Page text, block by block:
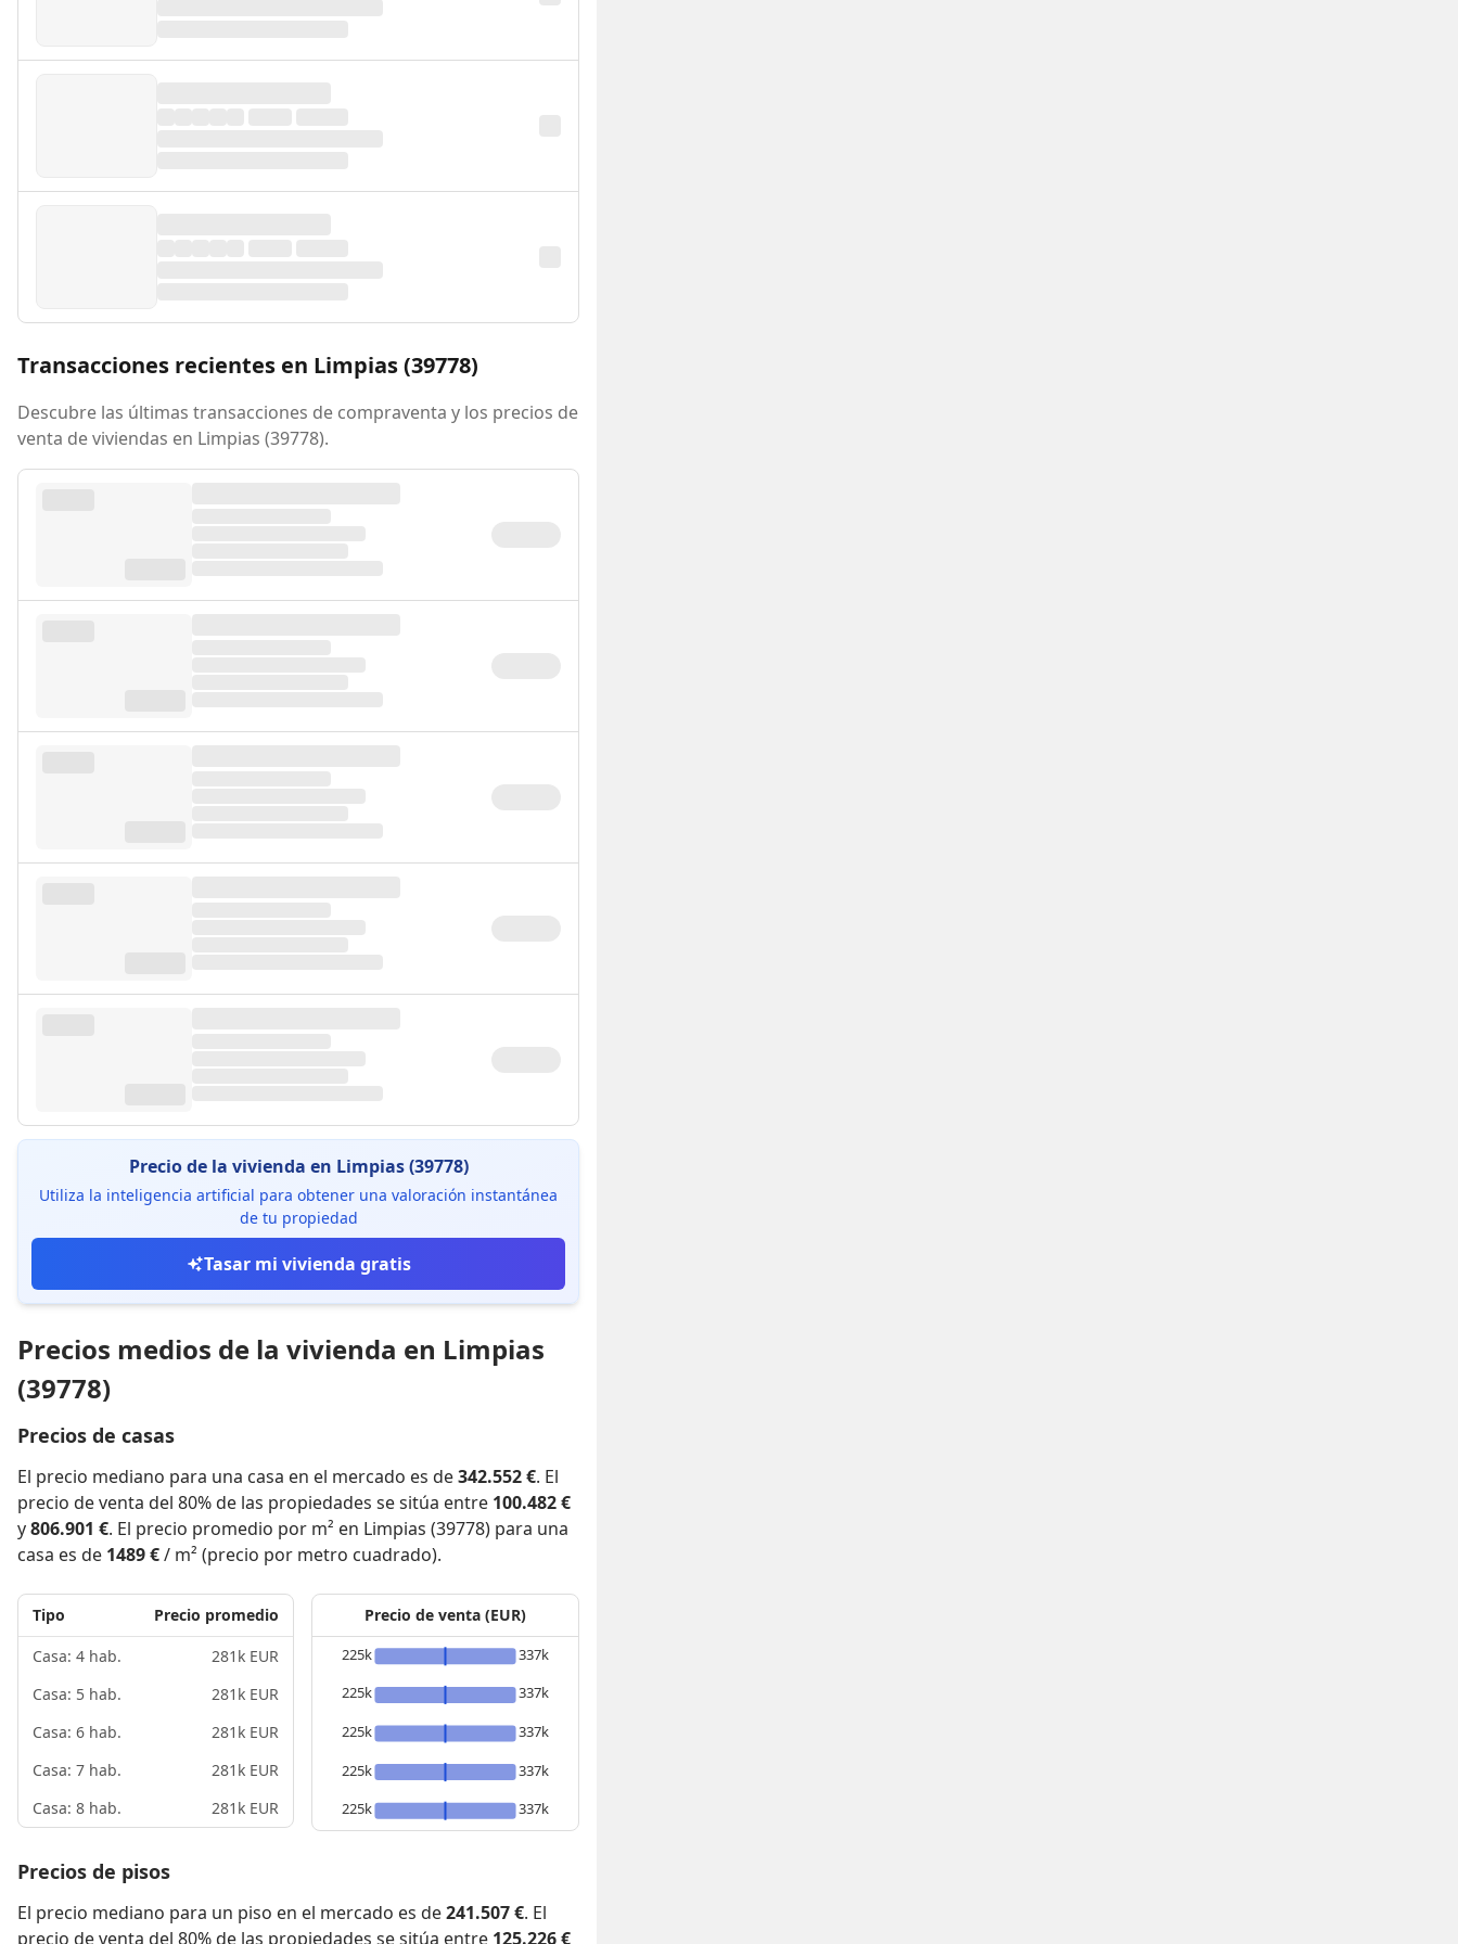
Transacciones recientes en Limpias (39778)
Descubre las últimas transacciones de compraventa y los precios de
venta de viviendas en Limpias (39778).
Precio de la vivienda en Limpias (39778)
Utiliza la inteligencia artificial para obtener una valoración instantánea
de tu propiedad
Tasar mi vivienda gratis
Precios medios de la vivienda en Limpias
(39778)
Precios de casas
El precio mediano para una casa en el mercado es de342.552 €. El
precio de venta del 80% de las propiedades se sitúa entre 100.482 €
y806.901 €. El precio promedio por m² en Limpias (39778) para una
casa es de 1489 €/ m² (precio por metro cuadrado).
Tipo
Precio promedio
Casa: 4 hab.
281k EUR
Casa: 5 hab.
281k EUR
Casa: 6 hab.
281k EUR
Casa: 7 hab.
281k EUR
Casa: 8 hab.
281k EUR
Precio de venta (EUR)
225k
337k
225k
337k
225k
337k
225k
337k
225k
337k
Precios de pisos
El precio mediano para un piso en el mercado es de241.507 €. El
precio de venta del 80% de las propiedades se sitúa entre 125.226 €